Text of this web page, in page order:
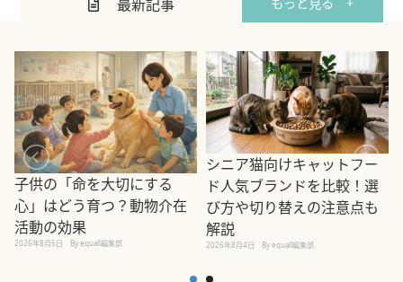
最新記事 もっと見る +
子供の「命を大切にする
心」はどう育つ？動物介在
活動の効果
2026年8月5日 By equall編集部
シニア猫向けキャットフー
ド人気ブランドを比較！選
び方や切り替えの注意点も
解説
2026年8月4日 By equall編集部